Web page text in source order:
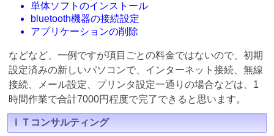
単体ソフトのインストール
bluetooth機器の接続設定
アプリケーションの削除
などなど、一例ですが項目ごとの料金ではないので、初期
設定済みの新しいパソコンで、インターネット接続、無線
接続、メール設定、プリンタ設定一通りの場合などは、1
時間作業で合計7000円程度で完了できると思います。
ＩＴコンサルティング